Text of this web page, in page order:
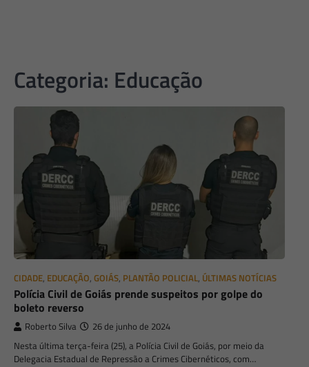
Categoria: Educação
CIDADE, EDUCAÇÃO, GOIÁS, PLANTÃO POLICIAL, ÚLTIMAS NOTÍCIAS
Polícia Civil de Goiás prende suspeitos por golpe do
boleto reverso
Roberto Silva 26 de junho de 2024
Nesta última terça-feira (25), a Polícia Civil de Goiás, por meio da
Delegacia Estadual de Repressão a Crimes Cibernéticos, com…